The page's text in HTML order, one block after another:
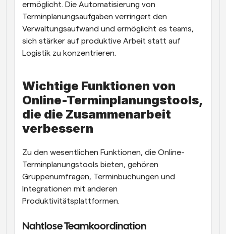
ermöglicht. Die Automatisierung von
Terminplanungsaufgaben verringert den
Verwaltungsaufwand und ermöglicht es teams,
sich stärker auf produktive Arbeit statt auf
Logistik zu konzentrieren.
Wichtige Funktionen von
Online-Terminplanungstools,
die die Zusammenarbeit
verbessern
Zu den wesentlichen Funktionen, die Online-
Terminplanungstools bieten, gehören
Gruppenumfragen, Terminbuchungen und
Integrationen mit anderen
Produktivitätsplattformen.
Nahtlose Teamkoordination